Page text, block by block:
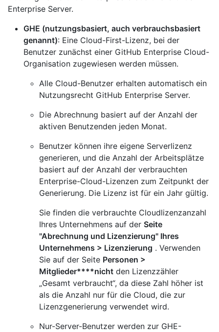
Enterprise Server.
GHE (nutzungsbasiert, auch verbrauchsbasiert
genannt): Eine Cloud-First-Lizenz, bei der
Benutzer zunächst einer GitHub Enterprise Cloud-
Organisation zugewiesen werden müssen.
Alle Cloud-Benutzer erhalten automatisch ein
Nutzungsrecht GitHub Enterprise Server.
Die Abrechnung basiert auf der Anzahl der
aktiven Benutzenden jeden Monat.
Benutzer können ihre eigene Serverlizenz
generieren, und die Anzahl der Arbeitsplätze
basiert auf der Anzahl der verbrauchten
Enterprise-Cloud-Lizenzen zum Zeitpunkt der
Generierung. Die Lizenz ist für ein Jahr gültig.
Sie finden die verbrauchte Cloudlizenzanzahl
Ihres Unternehmens auf der Seite
"Abrechnung und Lizenzierung" Ihres
Unternehmens > Lizenzierung . Verwenden
Sie auf der Seite Personen >
Mitglieder****nicht den Lizenzzähler
„Gesamt verbraucht“, da diese Zahl höher ist
als die Anzahl nur für die Cloud, die zur
Lizenzgenerierung verwendet wird.
Nur-Server-Benutzer werden zur GHE-